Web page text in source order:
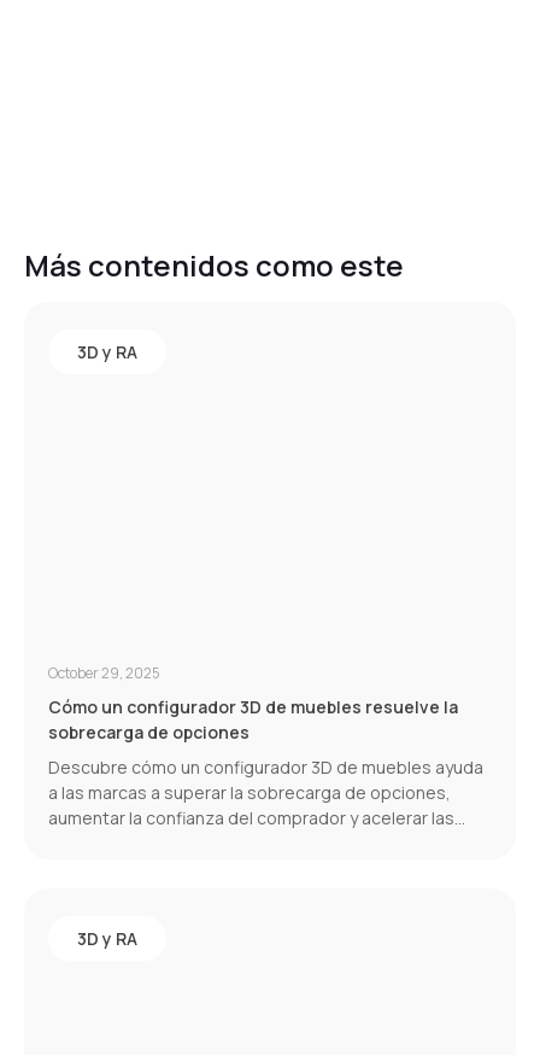
Más contenidos como este
3D y RA
October 29, 2025
Cómo un configurador 3D de muebles resuelve la
sobrecarga de opciones
Descubre cómo un configurador 3D de muebles ayuda
a las marcas a superar la sobrecarga de opciones,
aumentar la confianza del comprador y acelerar las
3D y RA